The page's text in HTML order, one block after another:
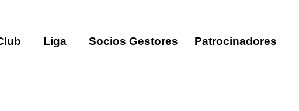
Liga Socios Gestores Patrocinadores